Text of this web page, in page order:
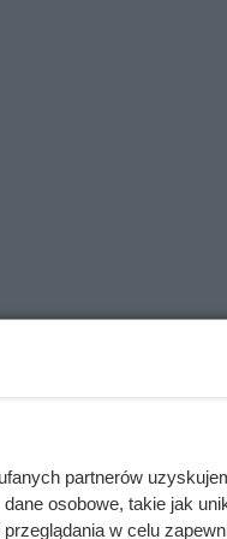
córka Thomasa i Ann
w stanie
Para doczekała
partnerów
osobowe, takie jak
w celu